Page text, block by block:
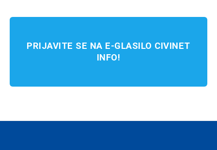
PRIJAVITE SE NA E-GLASILO CIVINET
INFO!